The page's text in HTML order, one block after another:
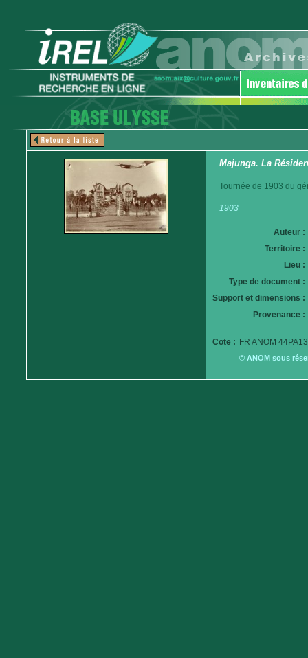
Majunga. La
Tournée de 1903 du
1903
Auteur :
Territoire :
Lieu :
Type de document :
Support et dimensions :
Provenance :
Cote : FR ANOM
© ANOM sous